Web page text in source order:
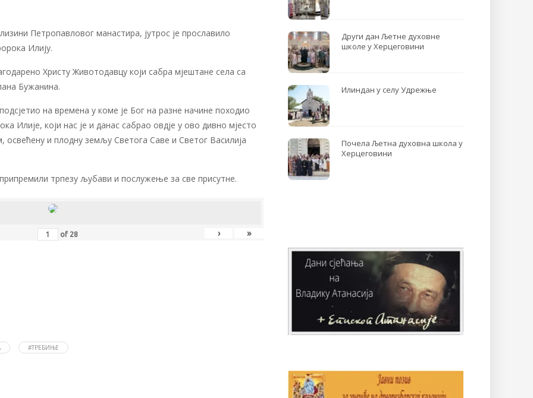
Петропавловог манастира, јутрос је прославило
Илију.
Христу Животодавцу који сабра мјештане села са
Бужанина.
на времена у коме је Бог на разне начине походио
Илије, који нас је и данас сабрао овдје у ово дивно мјесто
освећену и плодну земљу Светога Саве и Светог Василија
трпезу љубави и послужење за све присутне.
of 28 › »
#ТРЕБИЊЕ
Други дан Љетне духовне
школе у Херцеговини
Илиндан у селу Удрежње
Почела Љетна духовна школа у
Херцеговини